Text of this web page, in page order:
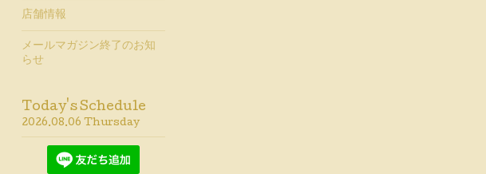
店舗情報
メールマガジン終了のお知
らせ
Today's Schedule
2026.08.06 Thursday